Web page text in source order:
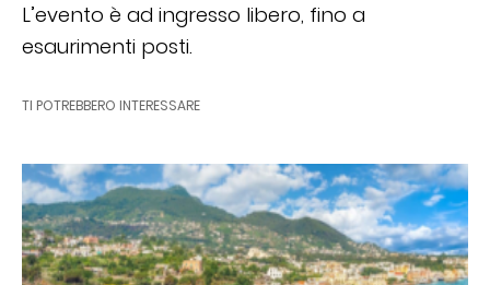
L’evento è ad ingresso libero, fino a
esaurimenti posti.
TI POTREBBERO INTERESSARE